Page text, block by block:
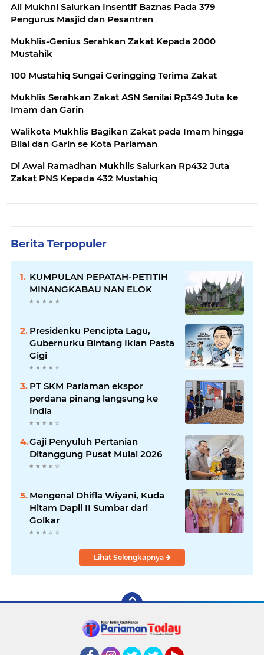
Ali Mukhni Salurkan Insentif Baznas Pada 379
Pengurus Masjid dan Pesantren
Mukhlis-Genius Serahkan Zakat Kepada 2000
Mustahik
100 Mustahiq Sungai Geringging Terima Zakat
Mukhlis Serahkan Zakat ASN Senilai Rp349 Juta ke
Imam dan Garin
Walikota Mukhlis Bagikan Zakat pada Imam hingga
Bilal dan Garin se Kota Pariaman
Di Awal Ramadhan Mukhlis Salurkan Rp432 Juta
Zakat PNS Kepada 432 Mustahiq
Berita Terpopuler
KUMPULAN PEPATAH-PETITIH
MINANGKABAU NAN ELOK
Presidenku Pencipta Lagu,
Gubernurku Bintang Iklan Pasta
Gigi
PT SKM Pariaman ekspor
perdana pinang langsung ke
India
Gaji Penyuluh Pertanian
Ditanggung Pusat Mulai 2026
Mengenal Dhifla Wiyani, Kuda
Hitam Dapil II Sumbar dari
Golkar
Lihat Selengkapnya